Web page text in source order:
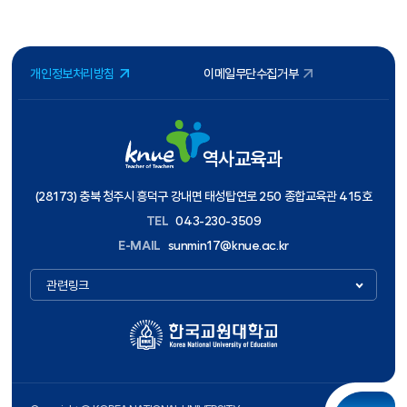
개인정보처리방침 이메일무단수집거부
역사교육과
(28173) 충북 청주시 흥덕구 강내면 태성탑연로 250 종합교육관 415호
TEL 043-230-3509
E-MAIL sunmin17@knue.ac.kr
관련링크